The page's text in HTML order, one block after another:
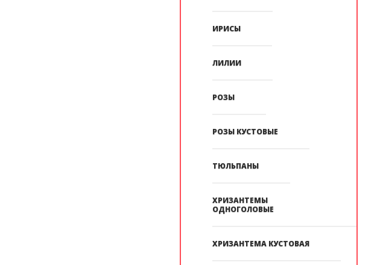
ИРИСЫ
ЛИЛИИ
РОЗЫ
РОЗЫ КУСТОВЫЕ
ТЮЛЬПАНЫ
ХРИЗАНТЕМЫ
ОДНОГОЛОВЫЕ
ХРИЗАНТЕМА КУСТОВАЯ